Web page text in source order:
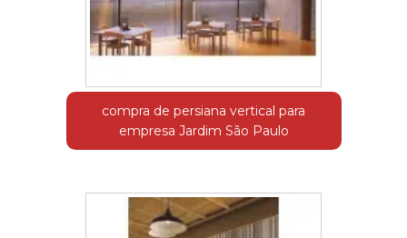
compra de persiana vertical para
empresa Jardim São Paulo